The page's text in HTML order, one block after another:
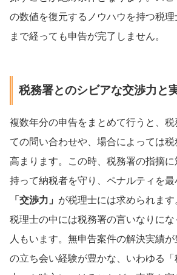
の数値を復元するノウハウを持つ税
まで経っても申告が完了しません。
税務署とのシビアな交渉力と
複数年分の申告をまとめて行うと、
ての問い合わせや、場合によっては
高まります。この時、税務署の指摘
持って納税者を守り、ペナルティを
「交渉力」 が税理士には求められます
税理士の中には税務署の言いなりに
人もいます。無申告案件の解決実績
の立ち会い経験が豊かな、いわゆる